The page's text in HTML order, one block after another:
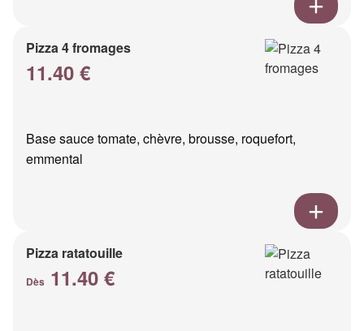
Pizza 4 fromages
11.40 €
Base sauce tomate, chèvre, brousse, roquefort,
emmental
Pizza ratatouille
Dès 11.40 €